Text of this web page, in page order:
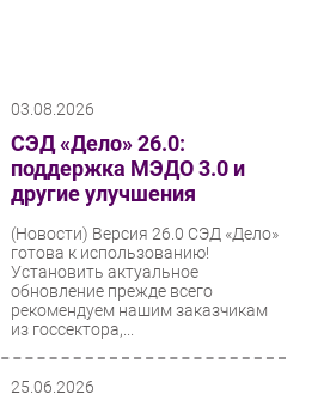
03.08.2026
СЭД «Дело» 26.0:
поддержка МЭДО 3.0 и
другие улучшения
(Новости) Версия 26.0 СЭД «Дело»
готова к использованию!
Установить актуальное
обновление прежде всего
рекомендуем нашим заказчикам
из госсектора,...
25.06.2026